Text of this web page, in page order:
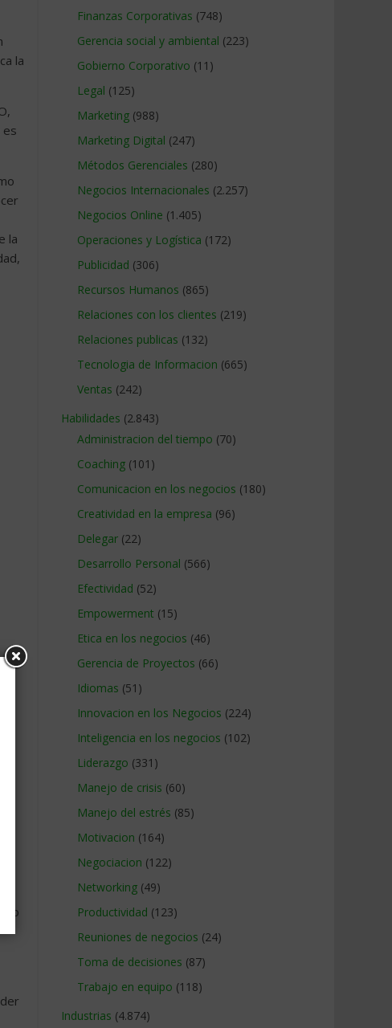
la
es
la
Finanzas Corporativas (748)
Gerencia social y ambiental (223)
Gobierno Corporativo (11)
Legal (125)
Marketing (988)
Marketing Digital (247)
Métodos Gerenciales (280)
Negocios Internacionales (2.257)
Negocios Online (1.405)
Operaciones y Logística (172)
Publicidad (306)
Recursos Humanos (865)
Relaciones con los clientes (219)
Relaciones publicas (132)
Tecnologia de Informacion (665)
Ventas (242)
Habilidades (2.843)
Administracion del tiempo (70)
Coaching (101)
Comunicacion en los negocios (180)
Creatividad en la empresa (96)
Delegar (22)
Desarrollo Personal (566)
Efectividad (52)
Empowerment (15)
Etica en los negocios (46)
Gerencia de Proyectos (66)
Idiomas (51)
Innovacion en los Negocios (224)
Inteligencia en los negocios (102)
Liderazgo (331)
Manejo de crisis (60)
Manejo del estrés (85)
Motivacion (164)
Negociacion (122)
Networking (49)
Productividad (123)
Reuniones de negocios (24)
Toma de decisiones (87)
Trabajo en equipo (118)
Industrias (4.874)